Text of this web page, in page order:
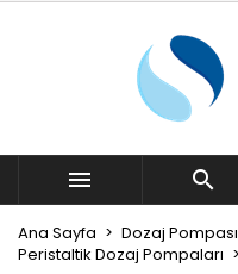
 
Ana Sayfa Dozaj Pompası
Peristaltik Dozaj Pompaları